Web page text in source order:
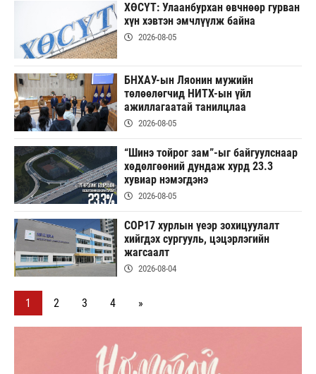
ХӨСҮТ: Улаанбурхан өвчнөөр гурван
хүн хэвтэн эмчлүүлж байна
2026-08-05
БНХАУ-ын Ляонин мужийн
төлөөлөгчид НИТХ-ын үйл
ажиллагаатай танилцлаа
2026-08-05
“Шинэ тойрог зам”-ыг байгуулснаар
хөдөлгөөний дундаж хурд 23.3
хувиар нэмэгдэнэ
2026-08-05
COP17 хурлын үеэр зохицуулалт
хийгдэх сургууль, цэцэрлэгийн
жагсаалт
2026-08-04
1 2 3 4 »